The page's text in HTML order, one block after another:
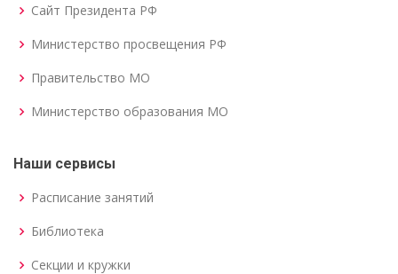
Сайт Президента РФ
Министерство просвещения РФ
Правительство МО
Министерство образования МО
Наши сервисы
Расписание занятий
Библиотека
Секции и кружки